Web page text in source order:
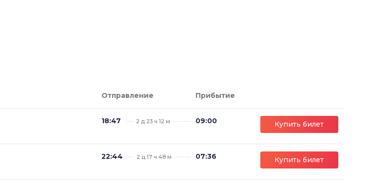
Отправление Прибытие
18:47 2 д 23 ч 12 м 09:00 Купить билет
22:44 2 д 17 ч 48 м 07:36 Купить билет